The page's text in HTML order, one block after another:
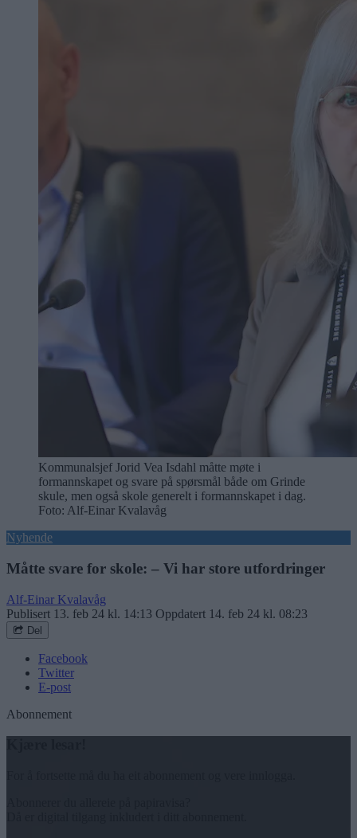
Kommunalsjef Jorid Vea Isdahl måtte møte i
formannskapet og svare på spørsmål både om Grinde
skule, men også skole generelt i formannskapet i dag.
Foto: Alf-Einar Kvalavåg
Nyhende
Måtte svare for skole: – Vi har store utfordringer
Alf-Einar Kvalavåg
Publisert 13. feb 24 kl. 14:13 Oppdatert 14. feb 24 kl. 08:23
Del
Facebook
Twitter
E-post
Abonnement